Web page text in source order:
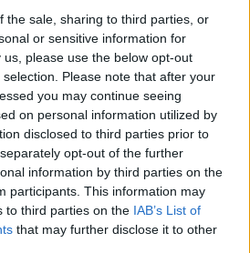
the sale, sharing to third parties, or
or sensitive information for
please use the below opt-out
Please note that after your
you may continue seeing
on personal information utilized by
disclosed to third parties prior to
opt-out of the further
information by third parties on the
participants. This information may
to third parties on the IAB’s List of
that may further disclose it to other
την κορυφή της αποδοτικότητας
Platon BC: «Στόχος μας στις
ακαδημίες να εξελίσσονται οι
παίκτες»
ο πληθωρισμός τον Ιούλιο